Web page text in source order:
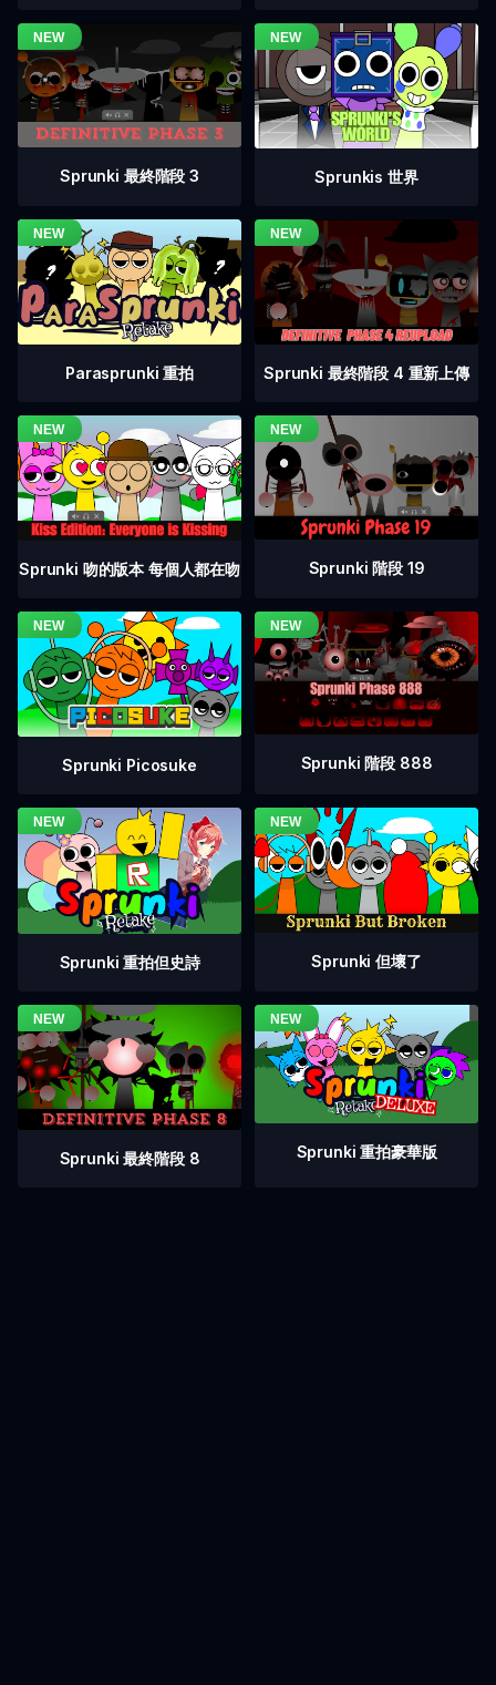
Sprunki 最終階段 3 Sprunkis 世界
Parasprunki 重拍 Sprunki 最終階段 4 重新上傳
Sprunki 吻的版本 每個人都在吻 Sprunki 階段 19
Sprunki Picosuke Sprunki 階段 888
Sprunki 重拍但史詩 Sprunki 但壞了
Sprunki 最終階段 8 Sprunki 重拍豪華版